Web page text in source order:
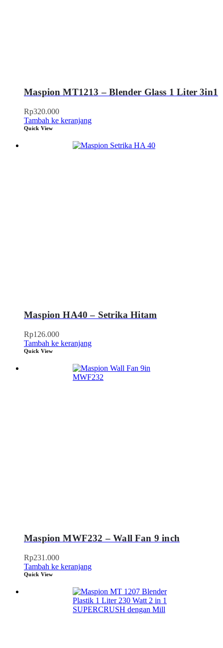
Maspion MT1213 – Blender Glass 1 Liter 3in1
Rp320.000
Tambah ke keranjang
Quick View
Maspion HA40 – Setrika Hitam
Rp126.000
Tambah ke keranjang
Quick View
Maspion MWF232 – Wall Fan 9 inch
Rp231.000
Tambah ke keranjang
Quick View